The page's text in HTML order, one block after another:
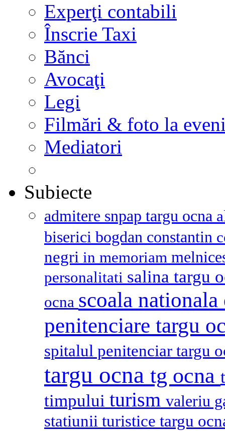
Experţi contabili
Înscrie Taxi
Bănci
Avocaţi
Legi
Filmări & foto la
Mediatori
Subiecte
admitere snpap targu ocna
biserici bogdan constantin
negri in memoriam
personalitati salina targu
ocna scoala
penitenciare targu
spitalul penitenciar targu
targu ocna tg ocna
timpului turism valeriu
statiunii turistice targu